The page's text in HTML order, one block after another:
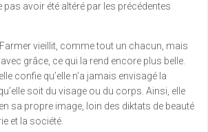
pas avoir été altéré par les précédentes
Farmer vieillit, comme tout un chacun, mais
grâce, ce qui la rend encore plus belle.
confie qu’elle n’a jamais envisagé la
soit du visage ou du corps. Ainsi, elle
sa propre image, loin des diktats de beauté
et la société.